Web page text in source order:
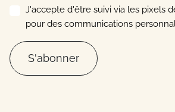
J'accepte d'être suivi via les pixels
pour des communications
S'abonner